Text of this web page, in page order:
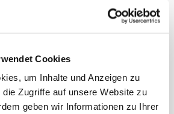
Cookies
um Inhalte und Anzeigen zu
Zugriffe auf unsere Website zu
geben wir Informationen zu Ihrer
Drehgelenk zu